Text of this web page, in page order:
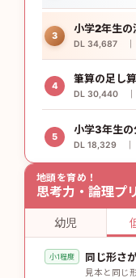
3
DL 34,687
4
筆算の足し
DL 30,440
5
小学3年生の
DL 18,329
地頭を育め！
思考力・論理プ
幼児
小1程度 同じ形さ
見本と同じ